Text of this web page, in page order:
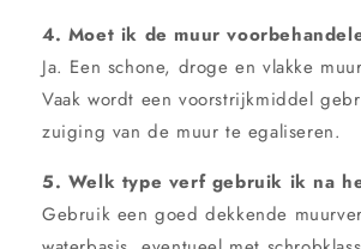
4. Moet ik de muur
Ja. Een schone, droge en vlakke
Vaak wordt een voorstrijkmiddel
zuiging van de muur te egaliseren.
5. Welk type verf gebruik ik na
Gebruik een goed dekkende